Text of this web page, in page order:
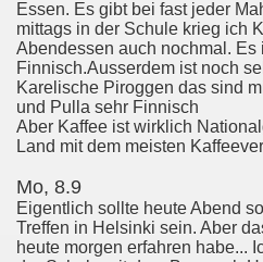
Essen. Es gibt bei fast jeder
mittags in der Schule krieg ich
Abendessen auch nochmal. Es
Finnisch.Ausserdem ist noch
Karelische Piroggen das sind
und Pulla sehr Finnisch
Aber Kaffee ist wirklich
Land mit dem meisten
Mo, 8.9
Eigentlich sollte heute Abend
Treffen in Helsinki sein. Aber
heute morgen erfahren habe...